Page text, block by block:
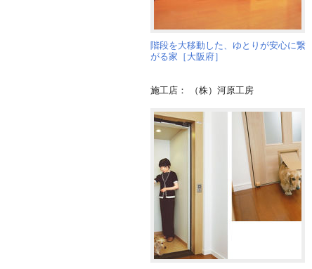
階段を大移動した、ゆとりが安心に繋
がる家［大阪府］
施工店： （株）河原工房